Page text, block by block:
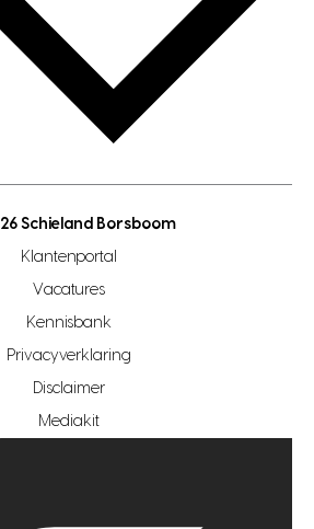
berekenen
aanmaken
dag
den haag
rotterdam
Schieland Borsboom
Klantenportal
Vacatures
Kennisbank
Privacyverklaring
Disclaimer
Mediakit